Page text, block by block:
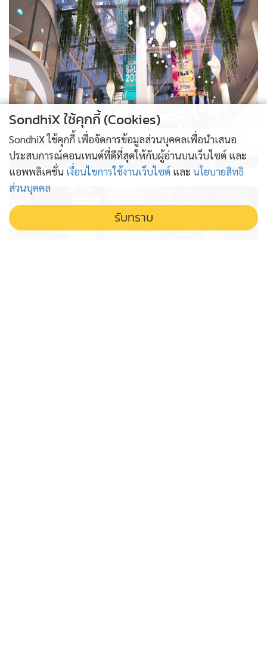
อาจารย์ไปร์ กล่าวเพิ่มเติมว่า แนวทางการทำงานยึดหลักความ
ชัดเจนว่า “ทำในเขตประเทศไทย” โดยไม่มีการยอมรับเงื่อนไขที่
กระทบต่ออธิปไตยของชาติ
สำหรับโครงการก่อสร้างถนนเลียบแนวชายแดน มีวัตถุประสงค์
เพื่ออำนวยความสะดวกแก่ประชาชน พัฒนาเส้นทางคมนาคม
และยกระดับการเชื่อมต่อพื้นที่ ตั้งแต่หลักเขตที่ 1 ถึงหลักเขตที่
14 ระยะทางประมาณ 40 กิโลเมตร ไปจนถึงด่านช่องจอม เพื่อ
เสริมศักยภาพด้านคมนาคมและเศรษฐกิจชายแดนในระยะยาว
PROPERTY PERFECT -the Lake
SondhiX ใช้คุกกี้ (Cookies)
SondhiX ใช้คุกกี้ เพื่อจัดการข้อมูลส่วนบุคคลเพื่อนำเสนอ
ประสบการณ์คอนเทนต์ที่ดีที่สุดให้กับผู้อ่านบนเว็บไซต์ และ
แอพพลิเคชั่น เงื่อนไขการใช้งานเว็บไซต์ และ นโยบายสิทธิ
ส่วนบุคคล
รับทราบ